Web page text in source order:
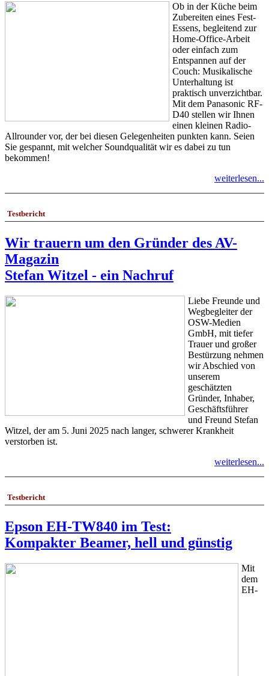
Ob in der Küche beim
Zubereiten eines Fest-
Essens, begleitend zur
Home-Office-Arbeit
oder einfach zum
Entspannen auf der
Couch: Musikalische
Unterhaltung ist
praktisch unverzichtbar.
Mit dem Panasonic RF-
D40 stellen wir Ihnen
einen kleinen Radio-
Allrounder vor, der bei diesen Gelegenheiten punkten kann. Seien
Sie gespannt, mit welcher Soundqualität wir es dabei zu tun
bekommen!
weiterlesen...
Testbericht
Wir trauern um den Gründer des AV-
Magazin
Stefan Witzel - ein Nachruf
Liebe Freunde und
Wegbegleiter der
OSW-Medien
GmbH, mit tiefer
Trauer und großer
Bestürzung nehmen
wir Abschied von
unserem
geschätzten
Gründer, Inhaber,
Geschäftsführer
und Freund Stefan
Witzel, der am 5. Juni 2025 nach langer, schwerer Krankheit
verstorben ist.
weiterlesen...
Testbericht
Epson EH-TW840 im Test:
Kompakter Beamer, hell und günstig
Mit
dem
EH-